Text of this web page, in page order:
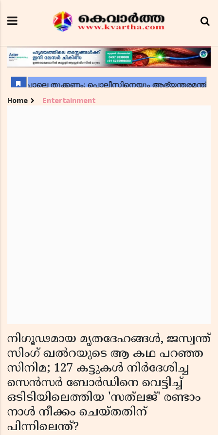
Home Entertainment
നിഗൂഢമായ മൃതദേഹങ്ങൾ, ജസ്വന്ത്
സിംഗ് ഖൽറയുടെ ആ കഥ പറഞ്ഞ
സിനിമ; 127 കട്ടുകൾ നിർദേശിച്ച
സെൻസർ ബോർഡിനെ വെട്ടിച്ച്
ഒടിടിയിലെത്തിയ 'സത്‌ലജ്' രണ്ടാം
നാൾ നീക്കം ചെയ്തതിന്
പിന്നിലെന്ത്‌?